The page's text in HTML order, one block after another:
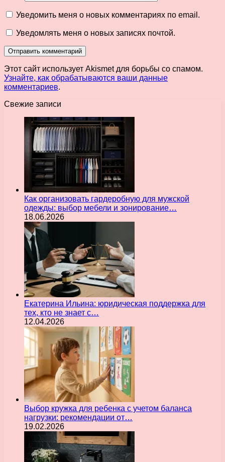
Уведомить меня о новых комментариях по email.
Уведомлять меня о новых записях почтой.
Этот сайт использует Akismet для борьбы со спамом.
Узнайте, как обрабатываются ваши данные
комментариев.
Свежие записи
Как организовать гардеробную для мужской
одежды: выбор мебели и зонирование…
18.06.2026
Екатерина Ильина: юридическая поддержка для
тех, кто не знает с…
12.04.2026
Выбор кружка для ребенка с учетом баланса
нагрузки: рекомендации от…
19.02.2026